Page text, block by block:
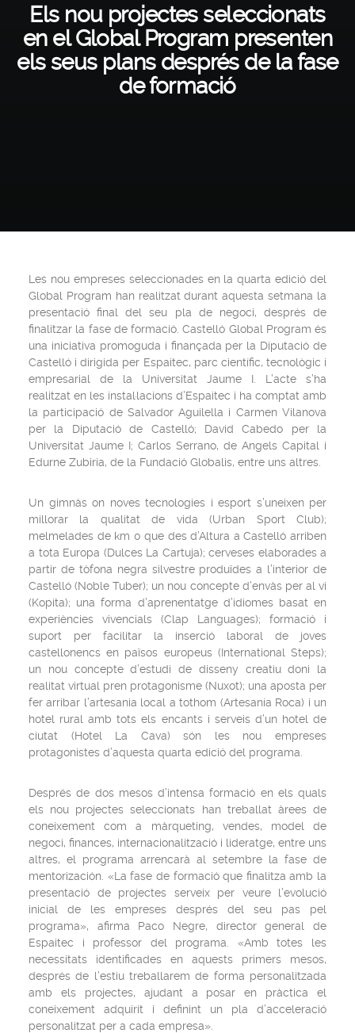
Els nou projectes seleccionats
en el Global Program presenten
els seus plans després de la fase
de formació
Les nou empreses seleccionades en la quarta edició del
Global Program han realitzat durant aquesta setmana la
presentació final del seu pla de negoci, després de
finalitzar la fase de formació. Castelló Global Program és
una iniciativa promoguda i finançada per la Diputació de
Castelló i dirigida per Espaitec, parc científic, tecnològic i
empresarial de la Universitat Jaume I. L’acte s’ha
realitzat en les instal·lacions d’Espaitec i ha comptat amb
la participació de Salvador Aguilella i Carmen Vilanova
per la Diputació de Castelló; David Cabedo per la
Universitat Jaume I; Carlos Serrano, de Angels Capital i
Edurne Zubiria, de la Fundació Globalis, entre uns altres.
Un gimnàs on noves tecnologies i esport s’uneixen per
millorar la qualitat de vida (Urban Sport Club);
melmelades de km 0 que des d’Altura a Castelló arriben
a tota Europa (Dulces La Cartuja); cerveses elaborades a
partir de tòfona negra silvestre produïdes a l’interior de
Castelló (Noble Tuber); un nou concepte d’envàs per al vi
(Kopita); una forma d’aprenentatge d’idiomes basat en
experiències vivencials (Clap Languages); formació i
suport per facilitar la inserció laboral de joves
castellonencs en països europeus (International Steps);
un nou concepte d’estudi de disseny creatiu doni la
realitat virtual pren protagonisme (Nuxot); una aposta per
fer arribar l’artesania local a tothom (Artesanía Roca) i un
hotel rural amb tots els encants i serveis d’un hotel de
ciutat (Hotel La Cava) són les nou empreses
protagonistes d’aquesta quarta edició del programa.
Després de dos mesos d’intensa formació en els quals
els nou projectes seleccionats han treballat àrees de
coneixement com a màrqueting, vendes, model de
negoci, finances, internacionalització i lideratge, entre uns
altres, el programa arrencarà al setembre la fase de
mentorización. «La fase de formació que finalitza amb la
presentació de projectes serveix per veure l’evolució
inicial de les empreses després del seu pas pel
programa», afirma Paco Negre, director general de
Espaitec i professor del programa. «Amb totes les
necessitats identificades en aquests primers mesos,
després de l’estiu treballarem de forma personalitzada
amb els projectes, ajudant a posar en pràctica el
coneixement adquirit i definint un pla d’acceleració
personalitzat per a cada empresa».